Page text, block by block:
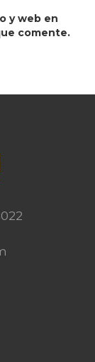
y web en
comente.